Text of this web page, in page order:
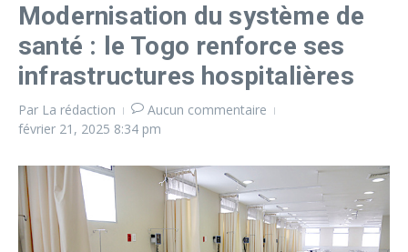
Modernisation du système de
santé : le Togo renforce ses
infrastructures hospitalières
Par La rédaction
Aucun commentaire
février 21, 2025 8:34 pm